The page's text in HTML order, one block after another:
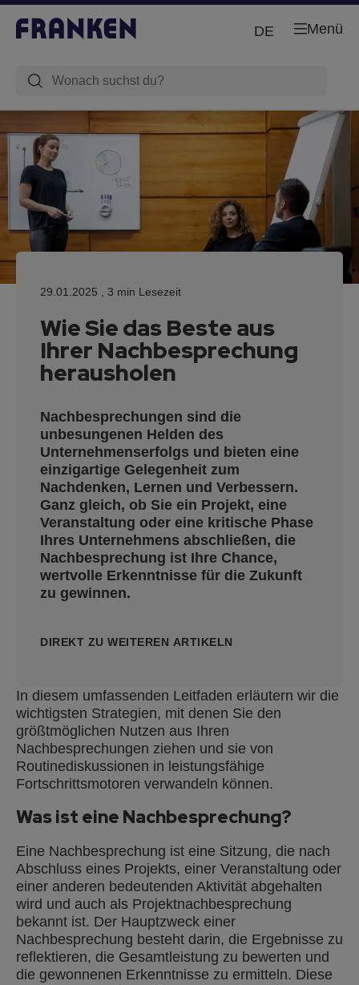
Menü
DE
29.01.2025 , 3 min Lesezeit
Wie Sie das Beste aus
Ihrer Nachbesprechung
herausholen
Nachbesprechungen sind die
unbesungenen Helden des
Unternehmenserfolgs und bieten eine
einzigartige Gelegenheit zum
Nachdenken, Lernen und Verbessern.
Ganz gleich, ob Sie ein Projekt, eine
Veranstaltung oder eine kritische Phase
Ihres Unternehmens abschließen, die
Nachbesprechung ist Ihre Chance,
wertvolle Erkenntnisse für die Zukunft
zu gewinnen.
DIREKT ZU WEITEREN ARTIKELN
In diesem umfassenden Leitfaden erläutern wir die
wichtigsten Strategien, mit denen Sie den
größtmöglichen Nutzen aus Ihren
Nachbesprechungen ziehen und sie von
Routinediskussionen in leistungsfähige
Fortschrittsmotoren verwandeln können.
Was ist eine Nachbesprechung?
Eine Nachbesprechung ist eine Sitzung, die nach
Abschluss eines Projekts, einer Veranstaltung oder
einer anderen bedeutenden Aktivität abgehalten
wird und auch als Projektnachbesprechung
bekannt ist. Der Hauptzweck einer
Nachbesprechung besteht darin, die Ergebnisse zu
reflektieren, die Gesamtleistung zu bewerten und
die gewonnenen Erkenntnisse zu ermitteln. Diese